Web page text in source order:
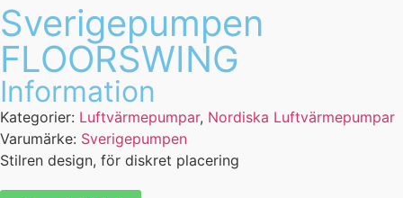
Sverigepumpen
FLOORSWING
Information
Kategorier: Luftvärmepumpar, Nordiska Luftvärmepumpar
Varumärke: Sverigepumpen
Stilren design, för diskret placering